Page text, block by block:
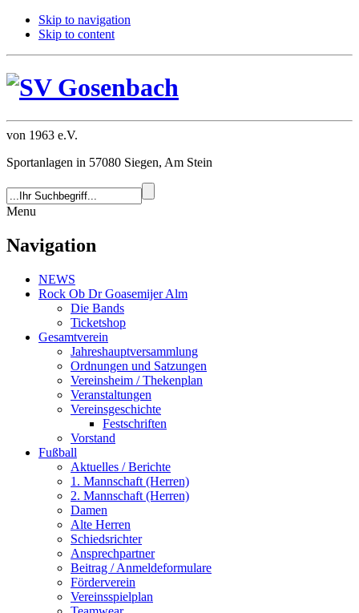
Skip to navigation
Skip to content
von 1963 e.V.
Sportanlagen in 57080 Siegen, Am Stein
Menu
Navigation
NEWS
Rock Ob Dr Goasemijer Alm
Die Bands
Ticketshop
Gesamtverein
Jahreshauptversammlung
Ordnungen und Satzungen
Vereinsheim / Thekenplan
Veranstaltungen
Vereinsgeschichte
Festschriften
Vorstand
Fußball
Aktuelles / Berichte
1. Mannschaft (Herren)
2. Mannschaft (Herren)
Damen
Alte Herren
Schiedsrichter
Ansprechpartner
Beitrag / Anmeldeformulare
Förderverein
Vereinsspielplan